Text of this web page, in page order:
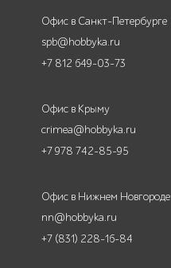
Офис в Санкт-Петербурге
spb@hobbyka.ru
+7 812 649-03-73
Офис в Крыму
crimea@hobbyka.ru
+7 978 742-85-95
Офис в Нижнем Новгороде
nn@hobbyka.ru
+7 (831) 228-16-84